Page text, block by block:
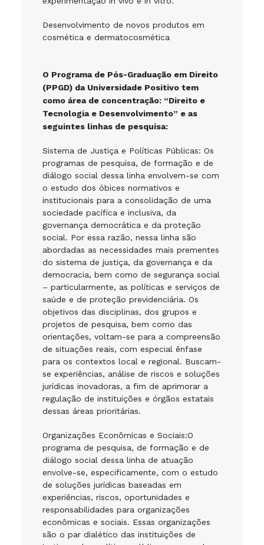
Desenvolvimento de novos produtos em
cosmética e dermatocosmética
O Programa de Pós-Graduação em Direito
(PPGD) da Universidade Positivo tem
como área de concentração: “Direito e
Tecnologia e Desenvolvimento” e as
seguintes linhas de pesquisa:
Sistema de Justiça e Políticas Públicas: Os
programas de pesquisa, de formação e de
diálogo social dessa linha envolvem-se com
o estudo dos óbices normativos e
institucionais para a consolidação de uma
sociedade pacífica e inclusiva, da
governança democrática e da proteção
social. Por essa razão, nessa linha são
abordadas as necessidades mais prementes
do sistema de justiça, da governança e da
democracia, bem como de segurança social
– particularmente, as políticas e serviços de
saúde e de proteção previdenciária. Os
objetivos das disciplinas, dos grupos e
projetos de pesquisa, bem como das
orientações, voltam-se para a compreensão
de situações reais, com especial ênfase
para os contextos local e regional. Buscam-
se experiências, análise de riscos e soluções
jurídicas inovadoras, a fim de aprimorar a
regulação de instituições e órgãos estatais
dessas áreas prioritárias.
Organizações Econômicas e Sociais:O
programa de pesquisa, de formação e de
diálogo social dessa linha de atuação
envolve-se, especificamente, com o estudo
de soluções jurídicas baseadas em
experiências, riscos, oportunidades e
responsabilidades para organizações
econômicas e sociais. Essas organizações
são o par dialético das instituições de